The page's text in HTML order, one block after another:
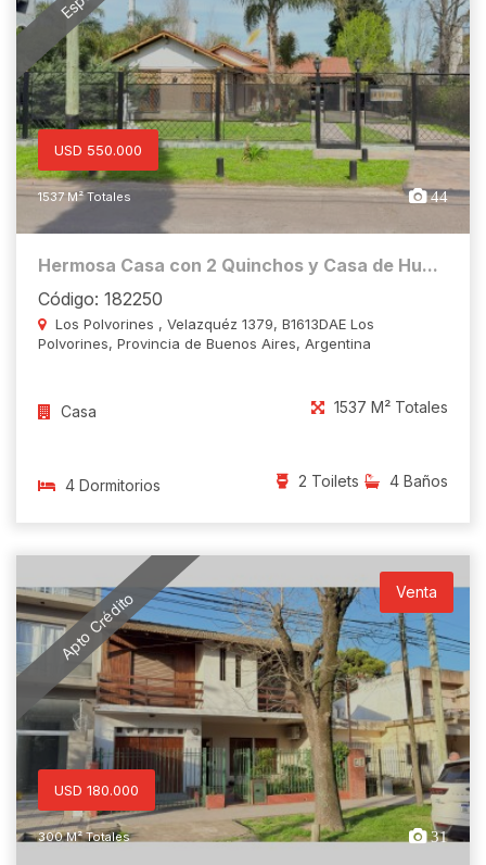
USD 550.000
1537 M² Totales 44
Hermosa Casa con 2 Quinchos y Casa de Hu...
Código: 182250
Los Polvorines , Velazquéz 1379, B1613DAE Los
Polvorines, Provincia de Buenos Aires, Argentina
Casa 1537 M² Totales
4 Dormitorios 4 Baños
2 Toilets
Apto Crédito Venta
USD 180.000
300 M² Totales 31